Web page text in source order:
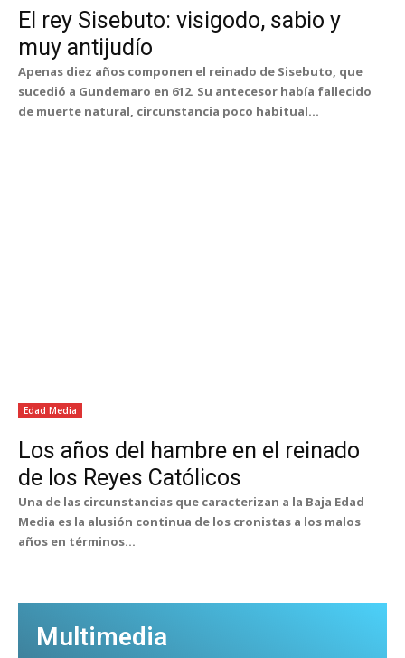
El rey Sisebuto: visigodo, sabio y
muy antijudío
Apenas diez años componen el reinado de Sisebuto, que
sucedió a Gundemaro en 612. Su antecesor había fallecido
de muerte natural, circunstancia poco habitual...
Edad Media
Los años del hambre en el reinado
de los Reyes Católicos
Una de las circunstancias que caracterizan a la Baja Edad
Media es la alusión continua de los cronistas a los malos
años en términos...
Multimedia